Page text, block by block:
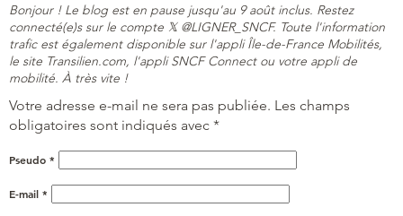
Bonjour ! Le blog est en pause jusqu'au 9 août inclus. Restez
connecté(e)s sur le compte 𝕏 @LIGNER_SNCF. Toute l'information
trafic est également disponible sur l'appli Île-de-France Mobilités,
le site Transilien.com, l'appli SNCF Connect ou votre appli de
mobilité. À très vite !
Votre adresse e-mail ne sera pas publiée. Les champs
obligatoires sont indiqués avec *
Pseudo *
E-mail *